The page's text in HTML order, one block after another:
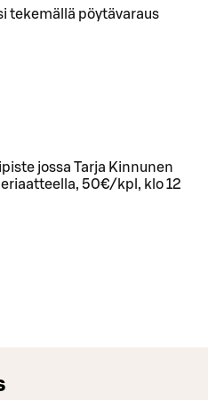
tekemällä pöytävaraus
jossa Tarja Kinnunen
50€/kpl, klo 12